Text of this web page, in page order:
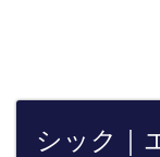
シック｜